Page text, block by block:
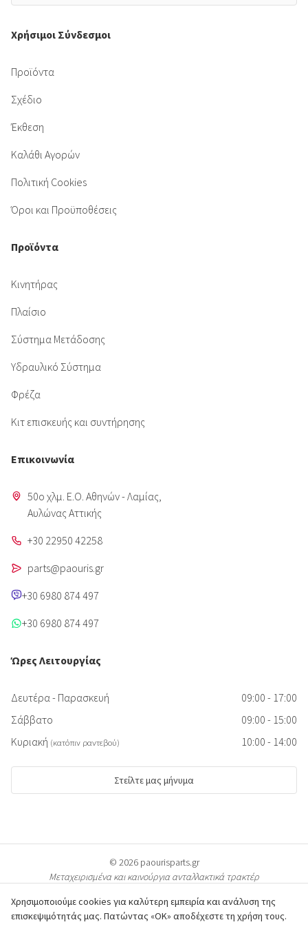
Χρήσιμοι Σύνδεσμοι
Προϊόντα
Σχέδιο
Έκθεση
Καλάθι Αγορών
Πολιτική Cookies
Όροι και Προϋποθέσεις
Προϊόντα
Κινητήρας
Πλαίσιο
Σύστημα Μετάδοσης
Υδραυλικό Σύστημα
Φρέζα
Κιτ επισκευής και συντήρησης
Επικοινωνία
50o χλμ. Ε.Ο. Αθηνών - Λαμίας,
Aυλώνας Αττικής
+30 22950 42258
parts@paouris.gr
+30 6980 874 497
+30 6980 874 497
Ώρες Λειτουργίας
Δευτέρα - Παρασκευή
09:00 - 17:00
Σάββατο
09:00 - 15:00
Κυριακή (κατόπιν ραντεβού) 10:00 - 14:00
Στείλτε μας μήνυμα
© 2026 paourisparts.gr
Μεταχειρισμένα και καινούργια ανταλλακτικά τρακτέρ
Χρησιμοποιούμε cookies για καλύτερη εμπειρία και ανάλυση της
επισκεψιμότητάς μας. Πατώντας «ΟΚ» αποδέχεστε τη χρήση τους.